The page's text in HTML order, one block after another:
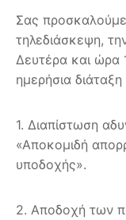
Σας
τηλεδιάσκεψη,
Δευτέρα και ώρα
ημερήσια
1. Διαπίστωση
«Αποκομιδή
υποδοχής».
2. Αποδοχή των